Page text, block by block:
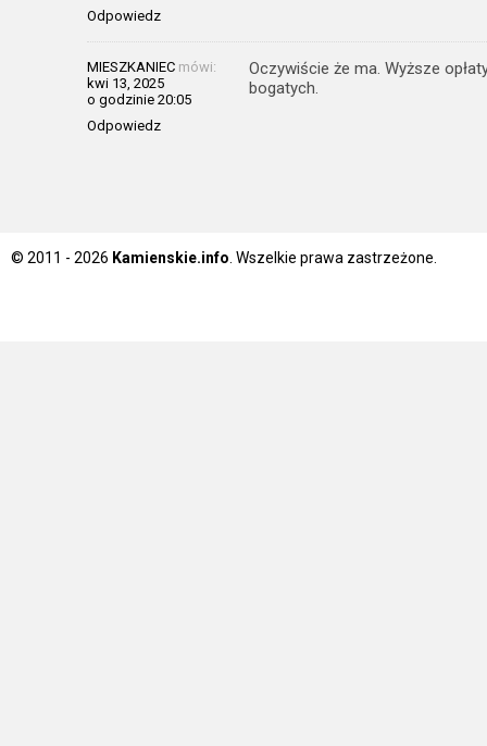
Odpowiedz
MIESZKANIEC mówi:
kwi 13, 2025
o godzinie 20:05
Odpowiedz
Oczywiście że ma. Wyższe
bogatych.
© 2011 - 2026 Kamienskie.info. Wszelkie prawa zastrzeżone.